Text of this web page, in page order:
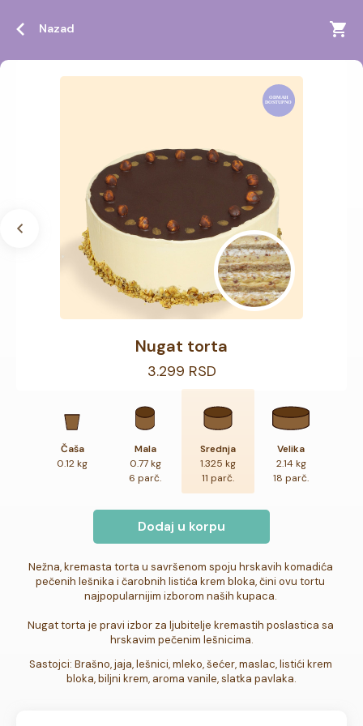
Nazad
Nugat torta
3.299 RSD
Čaša
0.12 kg
Mala
0.77 kg
6 parč.
Srednja
1.325 kg
11 parč.
Velika
2.14 kg
18 parč.
Dodaj u korpu
Nežna, kremasta torta u savršenom spoju hrskavih komadića
pečenih lešnika i čarobnih listića krem bloka, čini ovu tortu
najpopularnijim izborom naših kupaca.
Nugat torta je pravi izbor za ljubitelje kremastih poslastica sa
hrskavim pečenim lešnicima.
Sastojci: Brašno, jaja, lešnici, mleko, šećer, maslac, listići krem
bloka, biljni krem, aroma vanile, slatka pavlaka.